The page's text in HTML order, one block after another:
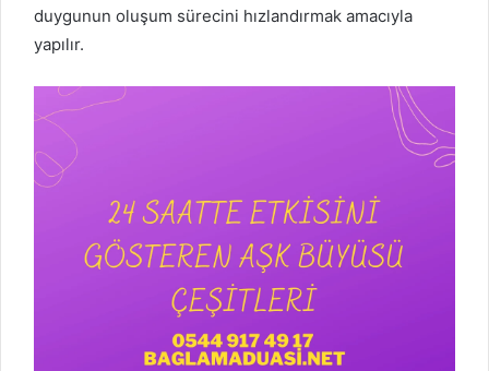
duygunun oluşum sürecini hızlandırmak amacıyla
yapılır.